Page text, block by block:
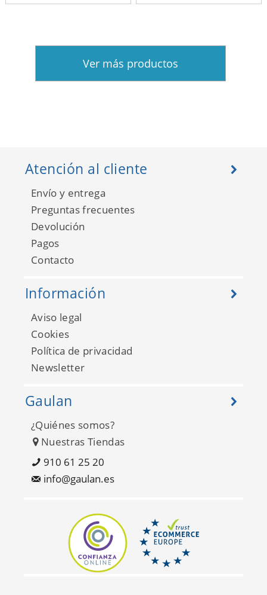
Ver más productos
Atención al cliente
Envío y entrega
Preguntas frecuentes
Devolución
Pagos
Contacto
Información
Aviso legal
Cookies
Política de privacidad
Newsletter
Gaulan
¿Quiénes somos?
Nuestras Tiendas
910 61 25 20
info@gaulan.es